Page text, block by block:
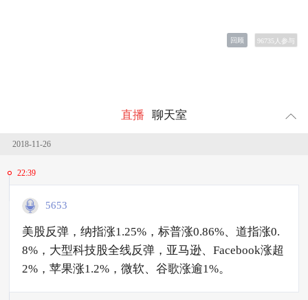
回顾 96735 人参与
直播 聊天室
2018-11-26
22:39
5653
美股反弹，纳指涨1.25%，标普涨0.86%、道指涨0.
8%，大型科技股全线反弹，亚马逊、Facebook涨超
2%，苹果涨1.2%，微软、谷歌涨逾1%。